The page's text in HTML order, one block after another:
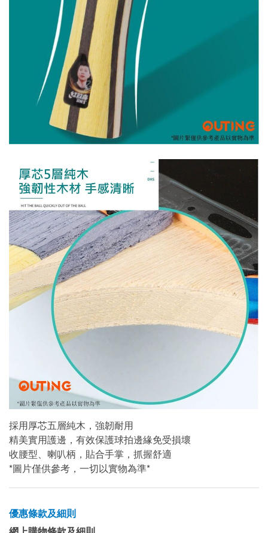
採用厚芯五層純木，強韌耐用
精美實用護邊，有效保護球拍邊緣免受損壞
收腰型、喇叭柄，貼合手掌，抓握舒適
*圖片僅供參考，一切以實物為準*
優惠條款及細則